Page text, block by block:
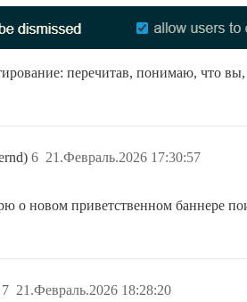
перечитав, понимаю, что вы,
21.Февраль.2026 17:30:57
6
о новом приветственном баннере
21.Февраль.2026 18:28:20
7